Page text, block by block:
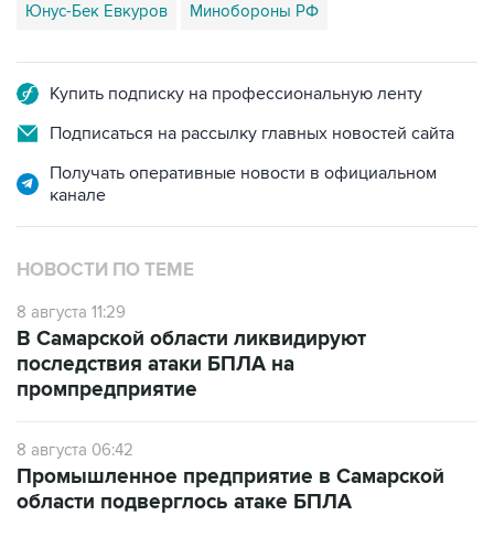
Юнус-Бек Евкуров Минобороны РФ
Купить подписку на профессиональную ленту
Подписаться на рассылку главных новостей сайта
Получать оперативные новости в официальном
канале
НОВОСТИ ПО ТЕМЕ
8 августа 11:29
В Самарской области ликвидируют
последствия атаки БПЛА на
промпредприятие
8 августа 06:42
Промышленное предприятие в Самарской
области подверглось атаке БПЛА